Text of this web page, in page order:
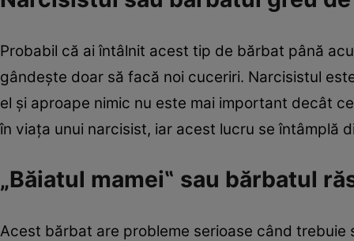
Probabil că ai întâlnit acest tip de bărbat până
gândeşte doar să facă noi cuceriri. Narcisistul
el şi aproape nimic nu este mai important decât
în viaţa unui narcisist, iar acest lucru se întâmplă
„Băiatul mamei‟ sau bărbatul
Acest bărbat are probleme serioase când